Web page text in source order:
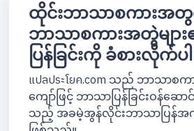
ထိုင်းဘာသာစကားအ
ဘာသာစကားအတွဲမျာ
ပြန်ခြင်းကို ခံစားလိုက်ပ
แปลประโยค.com သည် ဘာသာစက
ကျော်ဖြင့် ဘာသာပြန်ခြင်းဝန်ဆော
သည့် အခမဲ့အွန်လိုင်းဘာသာပြန်